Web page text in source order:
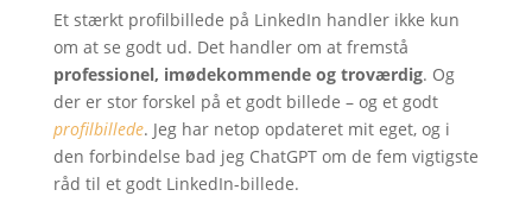
Et stærkt profilbillede på LinkedIn handler ikke kun
om at se godt ud. Det handler om at fremstå
professionel, imødekommende og troværdig. Og
der er stor forskel på et godt billede – og et godt
profilbillede. Jeg har netop opdateret mit eget, og i
den forbindelse bad jeg ChatGPT om de fem vigtigste
råd til et godt LinkedIn-billede.